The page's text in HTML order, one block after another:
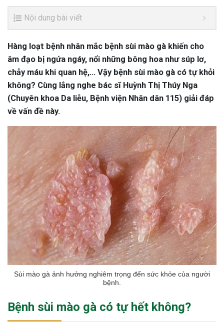
Nội dung bài viết
Hàng loạt bệnh nhân mắc bệnh sùi mào gà khiến cho
âm đạo bị ngứa ngáy, nổi những bông hoa như súp lơ,
chảy máu khi quan hệ,… Vậy bệnh sùi mào gà có tự khỏi
không? Cùng lắng nghe bác sĩ Huỳnh Thị Thúy Nga
(Chuyên khoa Da liễu, Bệnh viện Nhân dân 115) giải đáp
về vấn đề này.
Sùi mào gà ảnh hưởng nghiêm trọng đến sức khỏe của người
bệnh.
Bệnh sùi mào gà có tự hết không?